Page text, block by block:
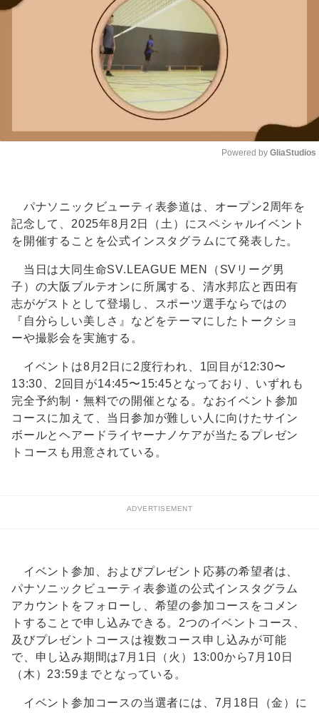
Powered by GliaStudios
パナソニックビューティ表参道は、オープン2周年を
記念して、2025年8月2日（土）にスペシャルイベント
を開催することを公式インスタグラムにて発表した。
当日は大同生命SV.LEAGUE MEN（SVリーグ男
子）の大阪ブルテオンに所属する、清水邦広と西田有
志がゲストとして登場し、スポーツ選手ならではの
『自分らしい美しさ』などをテーマにしたトークショ
ーや撮影会を実施する。
イベントは8月2日に2度行われ、1回目が12:30〜
13:30、2回目が14:45〜15:45となっており、いずれも
完全予約制・無料での開催となる。なおイベント参加
コースに加えて、当日参加が難しい人に向けたサイン
ボールとヘアードライヤーナノケアが当たるプレゼン
トコースも用意されている。
ADVERTISEMENT
イベント参加、およびプレゼント応募の希望者は、
パナソニックビューティ表参道の公式インスタグラム
アカウントをフォローし、希望の参加コースをコメン
トすることで申し込みできる。2つのイベントコース、
及びプレゼントコースは複数コース申し込みが可能
で、申し込み期間は7月1日（火）13:00から7月10日
（木）23:59までとなっている。
イベント参加コースの当選者には、7月18日（金）に